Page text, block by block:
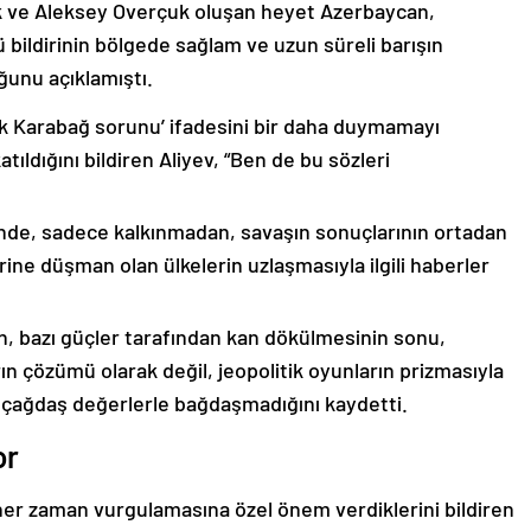
ve Aleksey Overçuk oluşan heyet Azerbaycan,
bildirinin bölgede sağlam ve uzun süreli barışın
açıklamıştı.
Karabağ sorunu’ ifadesini bir daha duymamayı
bildiren Aliyev, “Ben de bu sözleri
sadece kalkınmadan, savaşın sonuçlarının ortadan
düşman olan ülkelerin uzlaşmasıyla ilgili haberler
bazı güçler tarafından kan dökülmesinin sonu,
çözümü olarak değil, jeopolitik oyunların prizmasıyla
değerlerle bağdaşmadığını kaydetti.
zaman vurgulamasına özel önem verdiklerini bildiren